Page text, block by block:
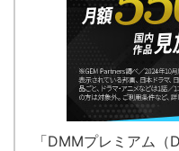
「DMMプレミアム